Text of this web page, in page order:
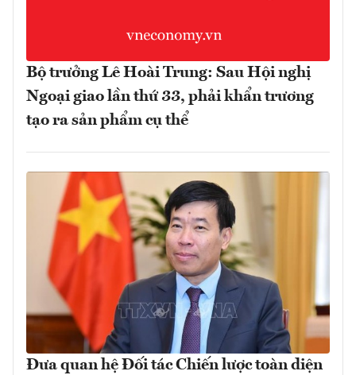
Bộ trưởng Lê Hoài Trung: Sau Hội nghị
Ngoại giao lần thứ 33, phải khẩn trương
tạo ra sản phẩm cụ thể
Đưa quan hệ Đối tác Chiến lược toàn diện